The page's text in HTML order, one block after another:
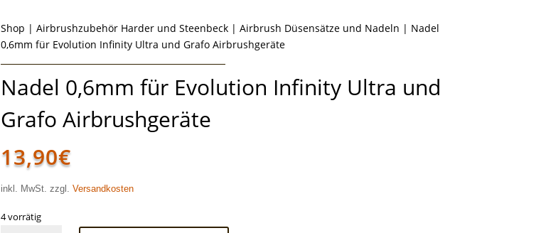
Shop |Airbrushzubehör Harder und Steenbeck |Airbrush Düsensätze und Nadeln | Nadel
0,6mm für Evolution Infinity Ultra und Grafo Airbrushgeräte
Nadel 0,6mm für Evolution Infinity Ultra und
Grafo Airbrushgeräte
13,90€
inkl. MwSt. zzgl.Versandkosten
4 vorrätig